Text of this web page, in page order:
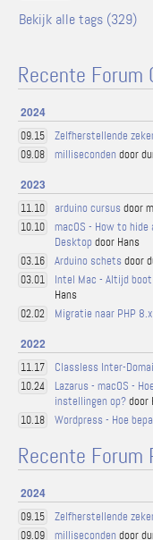
Bekijk alle tags (329)
Recente Forum
2024
09.15 Zelfherstellende
09.08 milliseconden door
2023
11.10 arduino cursus door
10.10
macOS - How to
Desktop door Hans
03.16 Arduino schets door
03.01 Intel Mac - Altijd
Hans
02.02 Migratie naar PHP
2022
11.17 Classless Inter-
10.24
Lazarus - macOS -
instellingen op?door
10.18 Wordpress - Hoe
Recente Forum
2024
09.15 Zelfherstellende
09.09 milliseconden door